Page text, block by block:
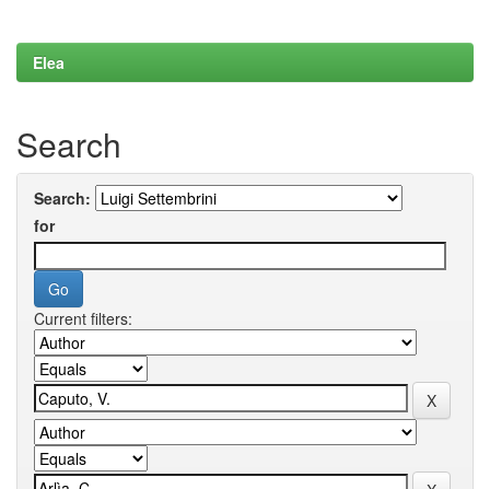
Elea
Search
Search:
for
Current filters: